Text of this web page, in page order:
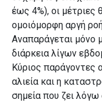
έως 4%), οι μέτριες
ομοιόμορφη αργή
Αναπαράγεται μόνο
διάρκεια λίγων
Κύριος παράγοντες
αλιεία και η
σημεία που ζει